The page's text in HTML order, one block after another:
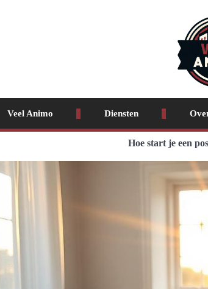
Veel Animo Diensten
Hoe start je een